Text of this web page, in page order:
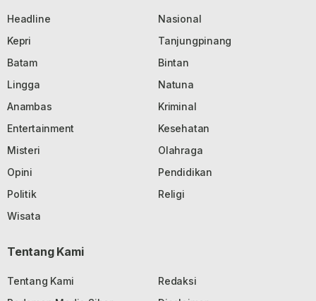
Headline
Nasional
Kepri
Tanjungpinang
Batam
Bintan
Lingga
Natuna
Anambas
Kriminal
Entertainment
Kesehatan
Misteri
Olahraga
Opini
Pendidikan
Politik
Religi
Wisata
Tentang Kami
Tentang Kami
Redaksi